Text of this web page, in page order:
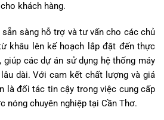
khách hàng.
sàng hỗ trợ và tư vấn cho các chủ
khâu lên kế hoạch lắp đặt đến thực
giúp các dự án sử dụng hệ thống máy
dài. Với cam kết chất lượng và giá
là đối tác tin cậy trong việc cung cấp
nóng chuyên nghiệp tại Cần Thơ.